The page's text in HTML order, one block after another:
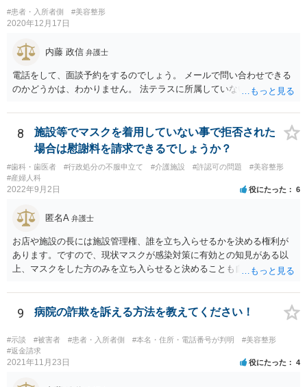
#患者・入所者側 #美容整形
2020年12月17日
内藤 政信 弁護士
電話をして、面談予約をするのでしょう。 メールで問い合わせできる
のかどうかは、わかりません。 法テラスに所属していないので。
8
施設等でマスクを着用していない事で拒否された
場合は慰謝料を請求できるでしょうか？
#歯科・歯医者 #行政処分の不服申立て #介護施設 #許認可の問題
#美容整形
#産婦人科
2022年9月2日 役にたった 6
匿名A 弁護士
お店や施設の長には施設管理権、誰を立ち入らせるかを決める権利が
あります。ですので、現状マスクが感染対策に有効との知見がある以
上、マスクをした方のみを立ち入らせると決めることも自由であり、
など公益的な側面のある業種ですと、公衆浴場法など各種業法で定め
られた理由以外での利用拒否は禁止されていますし、公の施設でもマ
スクなしだけでの利用拒否は問題となりえますが、民間のお店に対し
ては慰謝料の請求は認められないと考えられます。
9 病院の詐欺を訴える方法を教えてください！
#示談 #被害者 #患者・入所者側 #本名・住所・電話番号が判明
#美容整形
#返金請求
2021年11月23日 役にたった 4